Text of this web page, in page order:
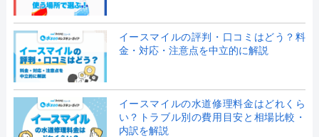
イースマイルの評判・口コミはどう？料
金・対応・注意点を中立的に解説
イースマイルの水道修理料金はどれくら
い？トラブル別の費用目安と相場比較・
内訳を解説